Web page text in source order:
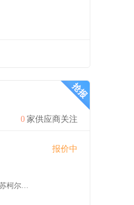
0 家供应商关注
报价中
新疆维吾尔自治区克孜勒苏柯尔克孜自治州